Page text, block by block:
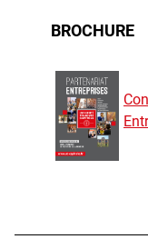
BROCHURE